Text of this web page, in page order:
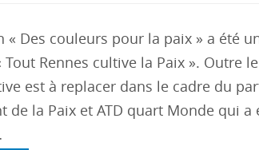
« Des couleurs pour la paix » a été
Tout Rennes cultive la Paix ». Outre
est à replacer dans le cadre du
de la Paix et ATD quart Monde qui